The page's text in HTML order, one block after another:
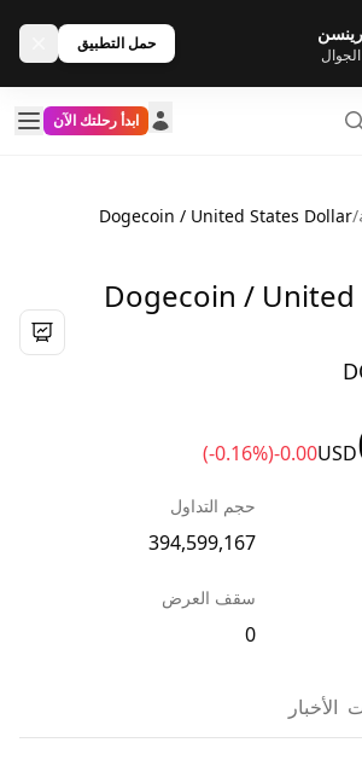
حمل التطبيق
ابدأ رحلتك الآن
/
Dogecoin / United States Dollar
Dogecoin / United
USD
-0.00
(-0.16%)
حجم التداول
394,599,167
سقف العرض
0
الأخبار